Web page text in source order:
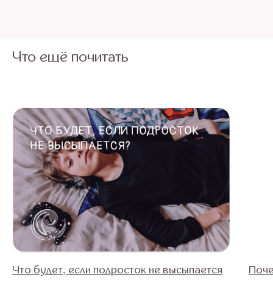
Что ещё почитать
Что будет, если подросток не высыпается